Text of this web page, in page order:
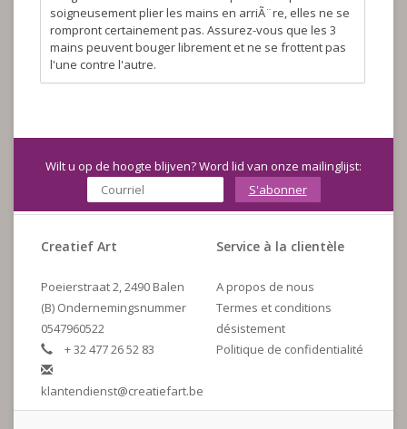
soigneusement plier les mains en arriÃ¨re, elles ne se
rompront certainement pas. Assurez-vous que les 3
mains peuvent bouger librement et ne se frottent pas
l'une contre l'autre.
Wilt u op de hoogte blijven? Word lid van onze mailinglijst:
S'abonner
Creatief Art
Poeierstraat 2, 2490 Balen
(B) Ondernemingsnummer
0547960522
+ 32 477 26 52 83
klantendienst@creatiefart.be
Service à la clientèle
A propos de nous
Termes et conditions
désistement
Politique de confidentialité